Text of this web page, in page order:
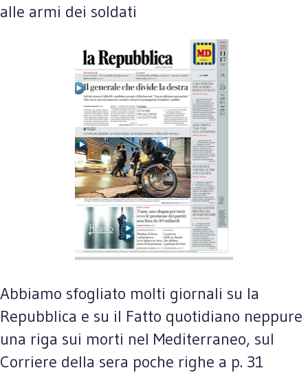
alle armi dei soldati
Abbiamo sfogliato molti giornali su la
Repubblica e su il Fatto quotidiano neppure
una riga sui morti nel Mediterraneo, sul
Corriere della sera poche righe a p. 31